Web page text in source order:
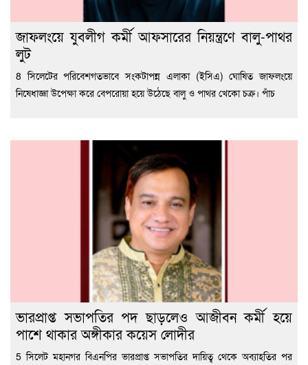
জাফলংয়ে যুবলীগ কর্মী আফসারের নিয়ন্ত্রণে বালু-পাথর
লুট
8 সিলেটের পরিবেশগতভাবে সংকটাপন্ন এলাকা (ইসিএ) ঘোষিত জাফলংয়ে
নিষেধাজ্ঞা উপেক্ষা করে বেপরোয়া হয়ে উঠেছে বালু ও পাথর খেকো চক্র। পাঁচ
ভারপ্রাপ্ত সভাপতির পদ ছাড়লেও আজীবন কর্মী হয়ে
পাশে থাকার অঙ্গীকার কয়েস লোদীর
5 সিলেট মহানগর বিএনপির ভারপ্রাপ্ত সভাপতির দায়িত্ব থেকে অব্যাহতির পর